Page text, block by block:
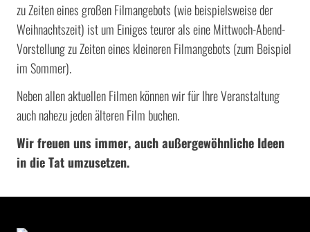
zu Zeiten eines großen Filmangebots (wie beispielsweise der
Weihnachtszeit) ist um Einiges teurer als eine Mittwoch-Abend-
Vorstellung zu Zeiten eines kleineren Filmangebots (zum Beispiel
im Sommer).
Neben allen aktuellen Filmen können wir für Ihre Veranstaltung
auch nahezu jeden älteren Film buchen.
Wir freuen uns immer, auch außergewöhnliche Ideen
in die Tat umzusetzen.